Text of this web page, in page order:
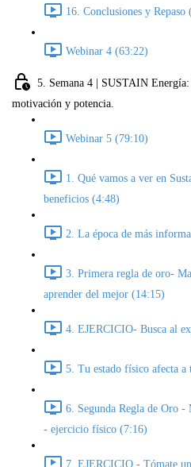
16. Conclusiones y Repaso
Webinar 4 (63:22)
5. Semana 4 | SUSTAIN
motivación y potencia.
Webinar 5 (79:10)
1. Qué vamos a ver en
beneficios (4:48)
2. La época de más
3. Primera regla de oro-
aprender del mejor (14:15)
4. EJERCICIO- Busca al
5. Tu estado físico afecta
6. Segunda Regla de Oro -
- ejercicio físico (7:16)
7. EJERCICIO - Tómate